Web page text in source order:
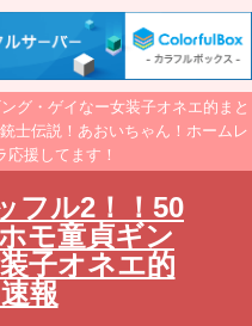
グ・ゲイなー女装子オネエ的まと
士伝説！あおいちゃん！ホームレ
応援してます！
フル2！！50
モ童貞ギン
子オネエ的
報